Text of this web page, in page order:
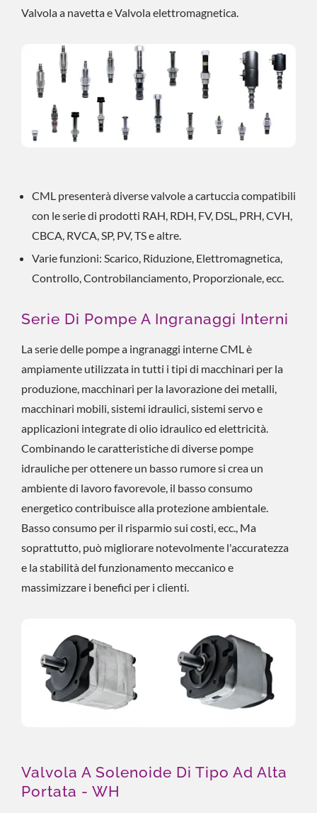
Valvola a navetta e Valvola elettromagnetica.
CML presenterà diverse valvole a cartuccia compatibili
con le serie di prodotti RAH, RDH, FV, DSL, PRH, CVH,
CBCA, RVCA, SP, PV, TS e altre.
Varie funzioni: Scarico, Riduzione, Elettromagnetica,
Controllo, Controbilanciamento, Proporzionale, ecc.
Serie Di Pompe A Ingranaggi Interni
La serie delle pompe a ingranaggi interne CML è
ampiamente utilizzata in tutti i tipi di macchinari per la
produzione, macchinari per la lavorazione dei metalli,
macchinari mobili, sistemi idraulici, sistemi servo e
applicazioni integrate di olio idraulico ed elettricità.
Combinando le caratteristiche di diverse pompe
idrauliche per ottenere un basso rumore si crea un
ambiente di lavoro favorevole, il basso consumo
energetico contribuisce alla protezione ambientale.
Basso consumo per il risparmio sui costi, ecc., Ma
soprattutto, può migliorare notevolmente l'accuratezza
e la stabilità del funzionamento meccanico e
massimizzare i benefici per i clienti.
Valvola A Solenoide Di Tipo Ad Alta
Portata - WH